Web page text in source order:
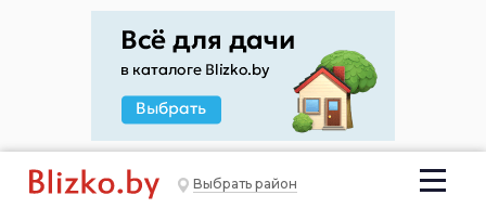
Выбрать район